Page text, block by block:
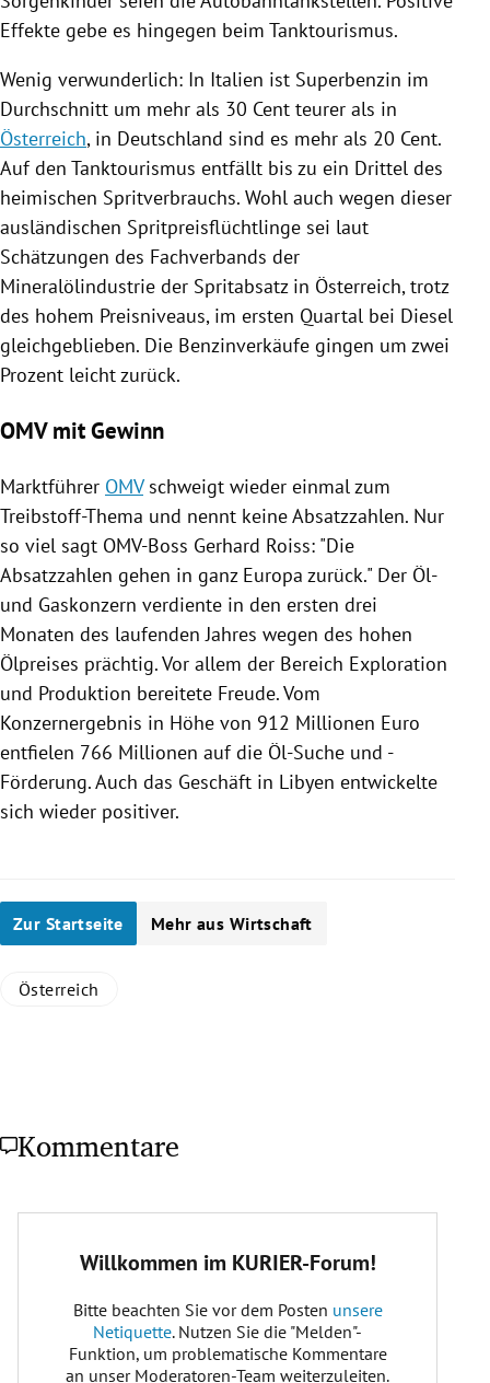
Effekte gebe es hingegen beim Tanktourismus.
Wenig verwunderlich: In Italien ist Superbenzin im
Durchschnitt um mehr als 30 Cent teurer als in
Österreich, in Deutschland sind es mehr als 20 Cent.
Auf den Tanktourismus entfällt bis zu ein Drittel des
heimischen Spritverbrauchs. Wohl auch wegen dieser
ausländischen Spritpreis­flüchtlinge sei laut
Schätzungen des Fachverbands der
Mineralölindustrie der Spritabsatz in Österreich, trotz
des hohem Preisniveaus, im ersten Quartal bei Diesel
gleichgeblieben. Die Benzinverkäufe gingen um zwei
Prozent leicht zurück.
OMV mit Gewinn
Marktführer OMVschweigt wieder einmal zum
Treibstoff-Thema und nennt keine Absatzzahlen. Nur
so viel sagt OMV-Boss Gerhard Roiss: "Die
Absatzzahlen gehen in ganz Europa zurück." Der Öl-
und Gaskonzern verdiente in den ersten drei
Monaten des laufenden Jahres wegen des hohen
Ölpreises prächtig. Vor allem der Bereich Exploration
und Produktion bereitete Freude. Vom
Konzernergebnis in Höhe von 912 Millionen Euro
entfielen 766 Millionen auf die Öl-Suche und -
Förderung. Auch das Geschäft in Libyen entwickelte
sich wieder positiver.
Zur Startseite Mehr aus Wirtschaft
Österreich
Kommentare